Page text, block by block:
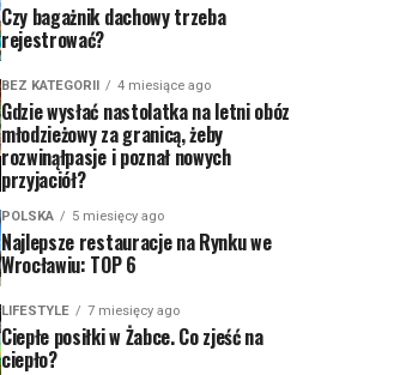
Czy bagażnik dachowy trzeba
rejestrować?
BEZ KATEGORII 4 miesiące ago
Gdzie wysłać nastolatka na letni obóz
młodzieżowy za granicą, żeby
rozwinąłpasje i poznał nowych
przyjaciół?
POLSKA 5 miesięcy ago
Najlepsze restauracje na Rynku we
Wrocławiu: TOP 6
LIFESTYLE 7 miesięcy ago
Ciepłe posiłki w Żabce. Co zjeść na
ciepło?